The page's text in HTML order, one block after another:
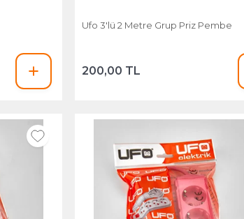
Ufo 3'lü 2 Metre Grup Priz Pembe
200,00 TL